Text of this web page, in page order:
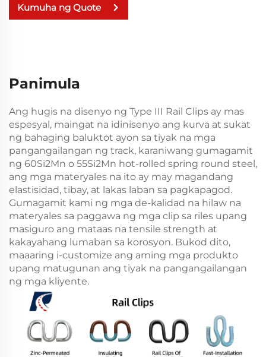
Kumuha ng Quote
Panimula
Ang hugis na disenyo ng Type III Rail Clips ay mas
espesyal, maingat na idinisenyo ang kurva at sukat
ng bahaging baluktot ayon sa tiyak na mga
pangangailangan ng track, karaniwang gumagamit
ng 60Si2Mn o 55Si2Mn hot-rolled spring round steel,
ang mga materyales na ito ay may magandang
elastisidad, tibay, at lakas laban sa pagkapagod.
Gumagamit kami ng mga de-kalidad na hilaw na
materyales sa paggawa ng mga clip sa riles upang
masiguro ang mataas na tensile strength at
kakayahang lumaban sa korosyon. Bukod dito,
maaaring i-customize ang aming mga produkto
upang matugunan ang tiyak na pangangailangan
ng mga kliyente.